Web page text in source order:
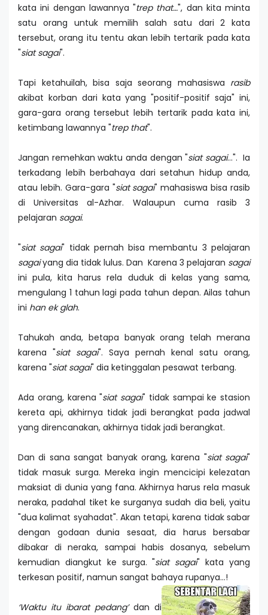
kata ini dengan lawannya "trep that…", dan kita minta
satu orang untuk memilih salah satu dari 2 kata
tersebut, orang itu tentu akan lebih tertarik pada kata
"siat sagai".
Tapi ketahuilah, bisa saja seorang mahasiswa rasib
akibat korban dari kata yang "positif-positif saja" ini,
gara-gara orang tersebut lebih tertarik pada kata ini,
ketimbang lawannya "trep that".
Jangan remehkan waktu anda dengan "siat sagai…". Ia
terkadang lebih berbahaya dari setahun hidup anda,
atau lebih. Gara-gara "siat sagai" mahasiswa bisa rasib
di Universitas al-Azhar. Walaupun cuma rasib 3
pelajaran sagai.
"siat sagai" tidak pernah bisa membantu 3 pelajaran
sagaiyang dia tidak lulus. Dan Karena 3 pelajaran sagai
ini pula, kita harus rela duduk di kelas yang sama,
mengulang 1 tahun lagi pada tahun depan. Ailas tahun
ini han ek glah.
Tahukah anda, betapa banyak orang telah merana
karena "siat sagai". Saya pernah kenal satu orang,
karena "siat sagai" dia ketinggalan pesawat terbang.
Ada orang, karena "siat sagai" tidak sampai ke stasion
kereta api, akhirnya tidak jadi berangkat pada jadwal
yang direncanakan, akhirnya tidak jadi berangkat.
Dan di sana sangat banyak orang, karena "siat sagai"
tidak masuk surga. Mereka ingin mencicipi kelezatan
maksiat di dunia yang fana. Akhirnya harus rela masuk
neraka, padahal tiket ke surganya sudah dia beli, yaitu
"dua kalimat syahadat". Akan tetapi, karena tidak sabar
dengan godaan dunia sesaat, dia harus bersabar
dibakar di neraka, sampai habis dosanya, sebelum
kemudian diangkut ke surga. "siat sagai" kata yang
terkesan positif, namun sangat bahaya rupanya…!
‘Waktu itu ibarat pedang’dan di